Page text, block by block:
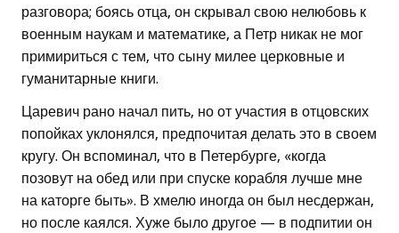
разговора; боясь отца, он скрывал свою нелюбовь к
военным наукам и математике, а Петр никак не мог
примириться с тем, что сыну милее церковные и
гуманитарные книги.
Царевич рано начал пить, но от участия в отцовских
попойках уклонялся, предпочитая делать это в своем
кругу. Он вспоминал, что в Петербурге, «когда
позовут на обед или при спуске корабля лучше мне
на каторге быть». В хмелю иногда он был несдержан,
но после каялся. Хуже было другое — в подпитии он